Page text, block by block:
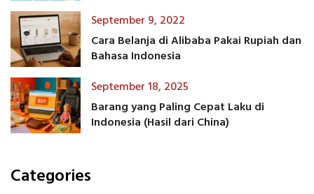
September 9, 2022
Cara Belanja di Alibaba Pakai Rupiah dan
Bahasa Indonesia
September 18, 2025
Barang yang Paling Cepat Laku di
Indonesia (Hasil dari China)
Categories